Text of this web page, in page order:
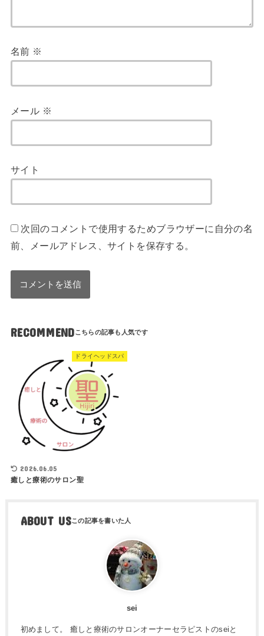
名前 ※
メール ※
サイト
次回のコメントで使用するためブラウザーに自分の名
前、メールアドレス、サイトを保存する。
RECOMMEND
ドライヘッドスパ
2026.06.05
癒しと療術のサロン聖
ABOUT US
sei
初めまして。 癒しと療術のサロンオーナーセラピストのseiと